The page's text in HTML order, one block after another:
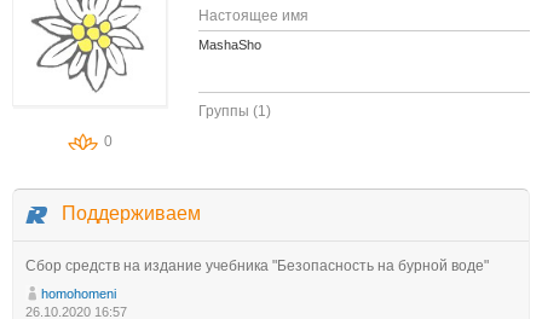
0
Настоящее имя
MashaSho
Группы (1)
Поддерживаем
Сбор средств на издание учебника "Безопасность на бурной воде"
homohomeni
26.10.2020 16:57